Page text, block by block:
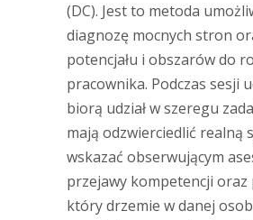
(DC). Jest to metoda
diagnozę mocnych stron
potencjału i obszarów do
pracownika. Podczas sesji
biorą udział w szeregu
mają odzwierciedlić realną
wskazać obserwującym
przejawy kompetencji oraz
który drzemie w danej